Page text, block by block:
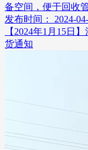
备空间，便于回收
发布时间： 2024-
【2024年1月15日
货通知